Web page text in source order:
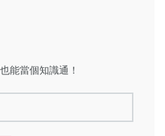
能當個知識通！